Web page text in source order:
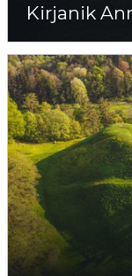
Kirjanik